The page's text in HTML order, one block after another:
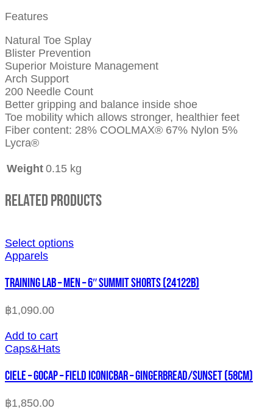
Features
Natural Toe Splay
Blister Prevention
Superior Moisture Management
Arch Support
200 Needle Count
Better gripping and balance inside shoe
Toe mobility which allows stronger, healthier feet
Fiber content: 28% COOLMAX® 67% Nylon 5%
Lycra®
Weight 0.15 kg
Related Products
Select options
Apparels
TRAINING LAB – MEN – 6″ SUMMIT SHORTS (24122B)
฿1,090.00
Add to cart
Caps&Hats
CIELE – GOCAP – FIELD ICONICBAR – GINGERBREAD/SUNSET (58cm)
฿1,850.00